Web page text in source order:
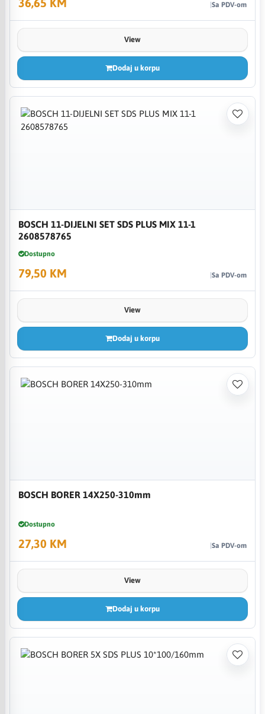
Sa PDV-om
View
Dodaj u korpu
BOSCH 11-DIJELNI SET SDS PLUS MIX 11-1
2608578765
Dostupno
79,50 KM Sa PDV-om
View
Dodaj u korpu
BOSCH BORER 14X250-310mm
Dostupno
27,30 KM Sa PDV-om
View
Dodaj u korpu